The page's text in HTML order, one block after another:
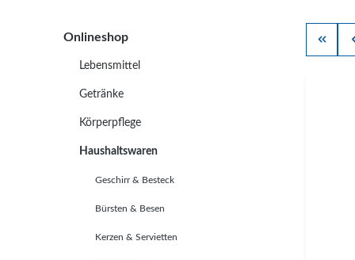
Onlineshop
Lebensmittel
Getränke
Körperpflege
Haushaltswaren
Geschirr & Besteck
Bürsten & Besen
Kerzen & Servietten